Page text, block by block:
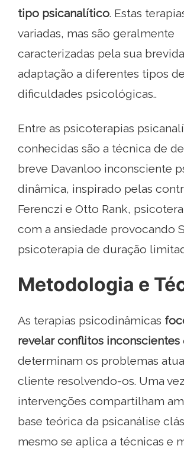
tipo psicanalítico. Estas
variadas, mas são geralmente
caracterizadas pela sua
adaptação a diferentes tipos de
dificuldades psicológicas..
Entre as psicoterapias
conhecidas são a técnica de
breve Davanloo inconsciente
dinâmica, inspirado pelas
Ferenczi e Otto Rank,
com a ansiedade provocando
psicoterapia de duração
Metodologia e
As terapias psicodinâmicas
revelar conflitos inconscientes
determinam os problemas
cliente resolvendo-os. Uma
intervenções compartilham
base teórica da psicanálise
mesmo se aplica a técnicas e